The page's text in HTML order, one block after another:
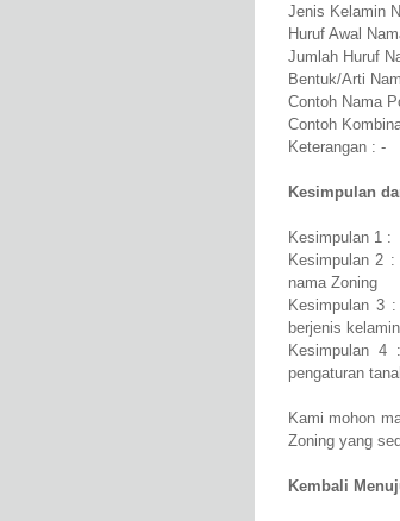
Jenis Kelamin
Huruf Awal
Jumlah Huruf
Bentuk/Arti
Contoh Nama
Contoh
Keterangan : -
Kesimpulan
Kesimpulan 1 :
Kesimpulan 2
nama Zoning
Kesimpulan 3
berjenis
Kesimpulan 4
pengaturan
Kami mohon
Zoning yang
Kembali